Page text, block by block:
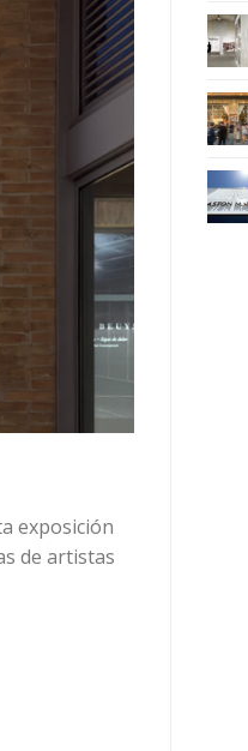
exposición
de artistas